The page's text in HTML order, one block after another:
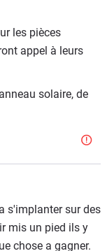
les pièces
appel à leurs
solaire, de
s'implanter sur des
mis un pied ils y
chose a gagner.